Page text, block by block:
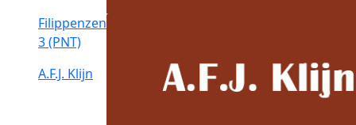
Filippenzen
3 (PNT)
A.F.J. Klijn